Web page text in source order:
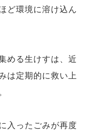
ど環境に溶け込ん
める生けすは、近
は定期的に救い上
入ったごみが再度